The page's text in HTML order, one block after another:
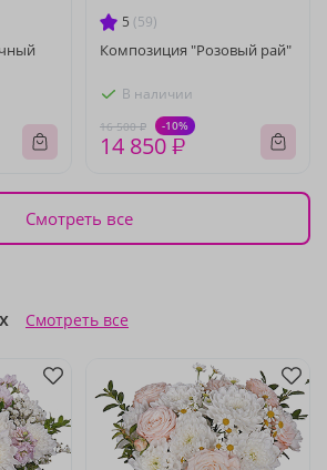
5 (59)
Композиция "Розовый рай"
В наличии
16 500 ₽ -10%
14 850 ₽
Смотреть все
Смотреть все